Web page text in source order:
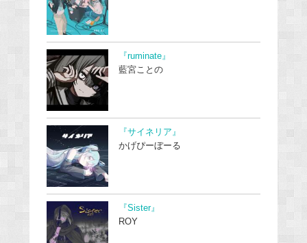
『ruminate』
藍宮ことの
『サイネリア』
かげぴーぼーる
『Sister』
ROY